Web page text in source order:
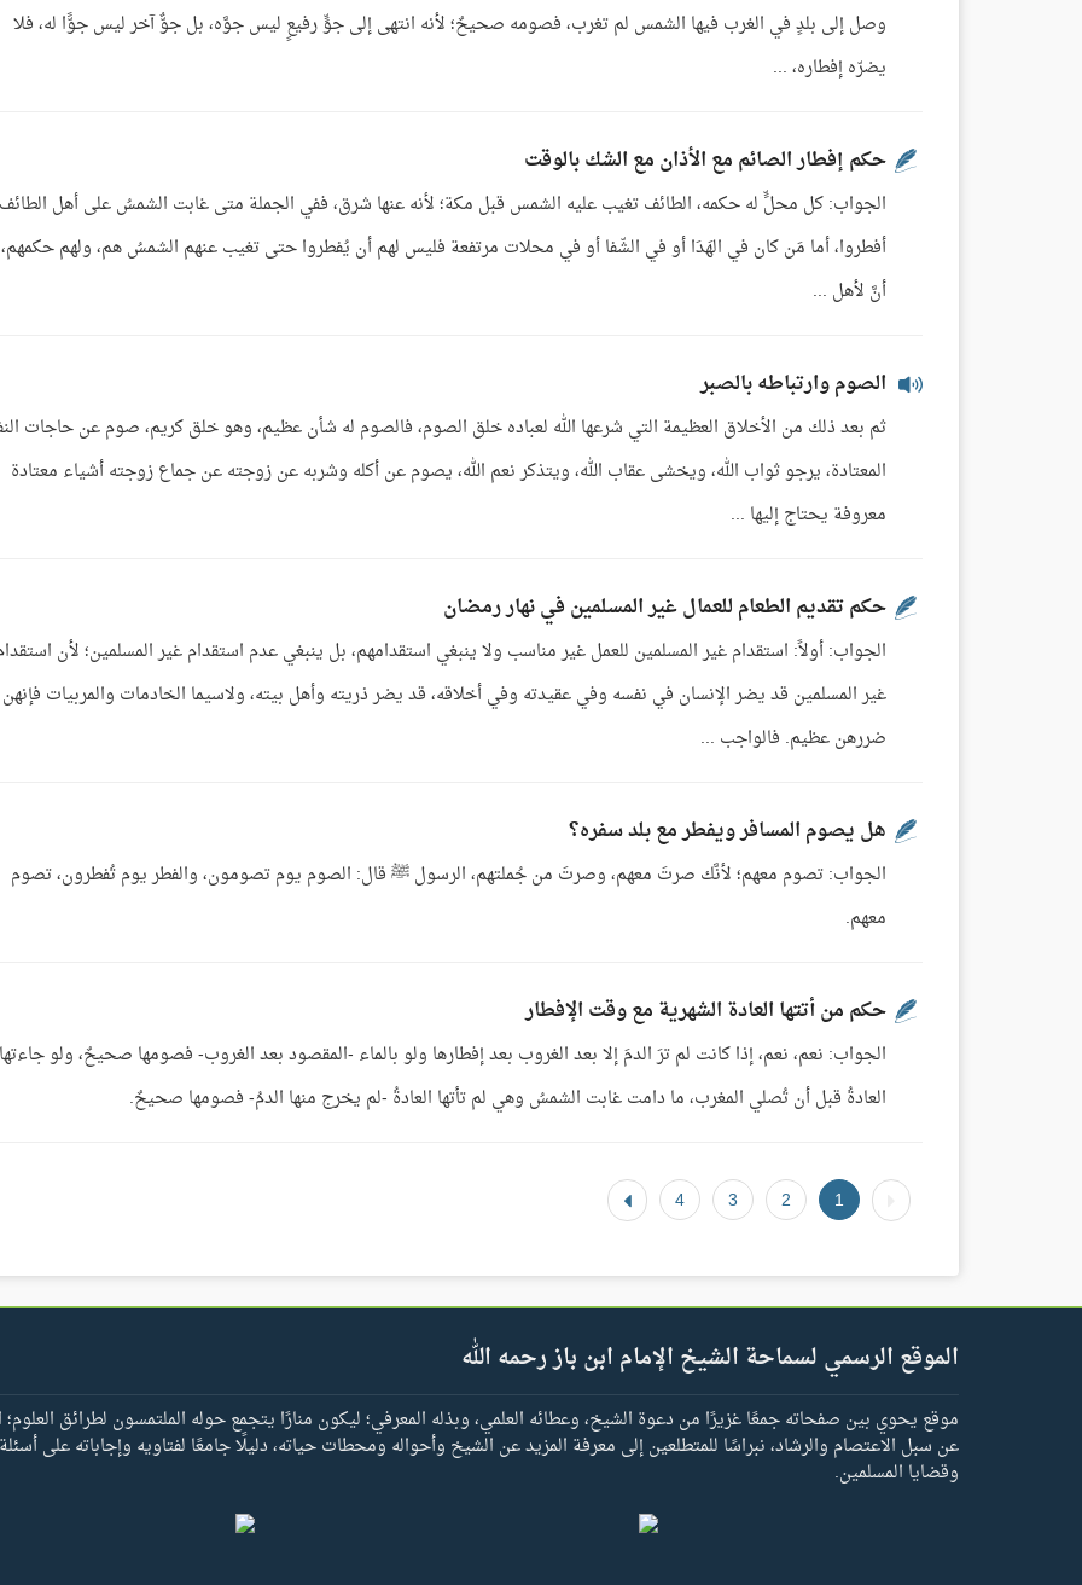
وصل إلى بلدٍ في الغرب فيها الشمس لم تغرب، فصومه صحيحٌ؛ لأنه انتهى إلى جوٍّ رفيعٍ ليس جوَّه، بل جوٌّ آخر ليس جوًّا له، فلا
يضرّه إفطاره، ...
حكم إفطار الصائم مع الأذان مع الشك بالوقت
الجواب: كل محلٍّ له حكمه، الطائف تغيب عليه الشمس قبل مكة؛ لأنه عنها شرق، ففي الجملة متى غابت الشمسُ على أهل الطائف
أفطروا، أما مَن كان في الهَدَا أو في الشّفا أو في محلات مرتفعة فليس لهم أن يُفطروا حتى تغيب عنهم الشمسُ هم، ولهم حكمهم،
أنَّ لأهل ...
الصوم وارتباطه بالصبر
ثم بعد ذلك من الأخلاق العظيمة التي شرعها الله لعباده خلق الصوم، فالصوم له شأن عظيم، وهو خلق كريم، صوم عن حاجات
المعتادة، يرجو ثواب الله، ويخشى عقاب الله، ويتذكر نعم الله، يصوم عن أكله وشربه عن زوجته عن جماع زوجته أشياء معتادة
معروفة يحتاج إليها ...
حكم تقديم الطعام للعمال غير المسلمين في نهار رمضان
الجواب: أولاً: استقدام غير المسلمين للعمل غير مناسب ولا ينبغي استقدامهم، بل ينبغي عدم استقدام غير المسلمين؛ لأن
غير المسلمين قد يضر الإنسان في نفسه وفي عقيدته وفي أخلاقه، قد يضر ذريته وأهل بيته، ولاسيما الخادمات والمربيات فإنهن
ضررهن عظيم. فالواجب ...
هل يصوم المسافر ويفطر مع بلد سفره؟
الجواب: تصوم معهم؛ لأنَّك صرتَ معهم، وصرتَ من جُملتهم، الرسول ﷺ قال: الصوم يوم تصومون، والفطر يوم تُفطرون، تصوم
معهم.
حكم من أتتها العادة الشهرية مع وقت الإفطار
الجواب: نعم، نعم، إذا كانت لم ترَ الدمَ إلا بعد الغروب بعد إفطارها ولو بالماء -المقصود بعد الغروب- فصومها صحيحٌ، ولو جاءتها
العادةُ قبل أن تُصلي المغرب، ما دامت غابت الشمسُ وهي لم تأتها العادةُ -لم يخرج منها الدمُ- فصومها صحيحٌ.
1
2
3
4
الموقع الرسمي لسماحة الشيخ الإمام ابن باز رحمه الله
موقع يحوي بين صفحاته جمعًا غزيرًا من دعوة الشيخ، وعطائه العلمي، وبذله المعرفي؛ ليكون منارًا يتجمع حوله الملتمسون لطرائق العلوم؛
عن سبل الاعتصام والرشاد، نبراسًا للمتطلعين إلى معرفة المزيد عن الشيخ وأحواله ومحطات حياته، دليلًا جامعًا لفتاويه وإجاباته على
وقضايا المسلمين.